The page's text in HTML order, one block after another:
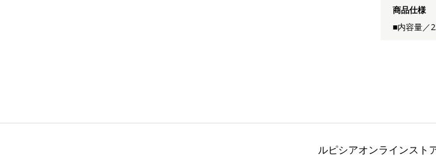
商品仕様
■内容量／
ルピシアオンラインスト